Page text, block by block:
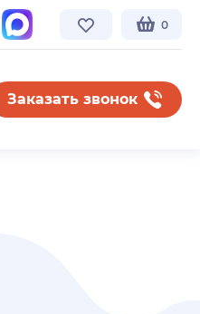
0
Заказать звонок